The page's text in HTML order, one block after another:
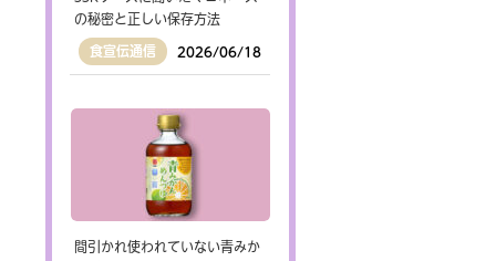
の秘密と正しい保存方法
食宣伝通信 2026/06/18
間引かれ使われていない青みか